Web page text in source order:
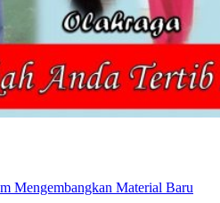
Mengembangkan Material Baru